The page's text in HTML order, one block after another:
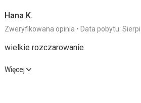
Wyżywienie
Zakwaterowanie
Okolica
Hana K.
Zweryfikowana opinia Data pobytu:
wielkie rozczarowanie
wielkie rozczarowanie
Więcej